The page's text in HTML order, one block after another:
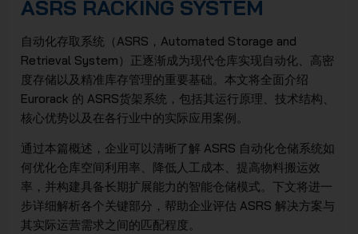
ASRS RACKING SYSTEM
自动化存取系统（ASRS，Automated Storage and
Retrieval System）正逐渐成为现代仓库实现自动化、高密
度存储以及精准库存管理的重要基础。本文将全面介绍
Eurorack 的 ASRS货架系统，包括其运行原理、技术结构、
核心优势以及在各行业中的实际应用案例。
通过本篇概述，企业可以清晰了解 ASRS 自动化仓储系统如
何优化仓库空间利用率、降低人工成本、提高物料搬运效
率，并构建具备长期扩展能力的智能仓储模式。下文将进一
步详细解析各个关键部分，帮助企业评估 ASRS 解决方案与
其实际运营需求之间的匹配程度。